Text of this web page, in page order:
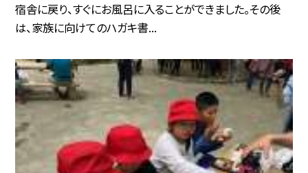
宿舎に戻り、すぐにお風呂に入ることができました。その後
は、家族に向けてのハガキ書...